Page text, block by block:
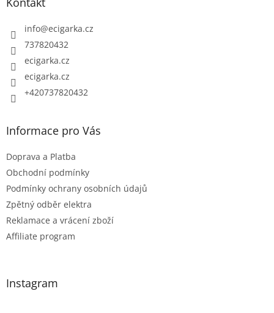
info@ecigarka.cz
737820432
ecigarka.cz
ecigarka.cz
+420737820432
Informace pro Vás
Doprava a Platba
Obchodní podmínky
Podmínky ochrany osobních údajů
Zpětný odběr elektra
Reklamace a vrácení zboží
Affiliate program
Instagram